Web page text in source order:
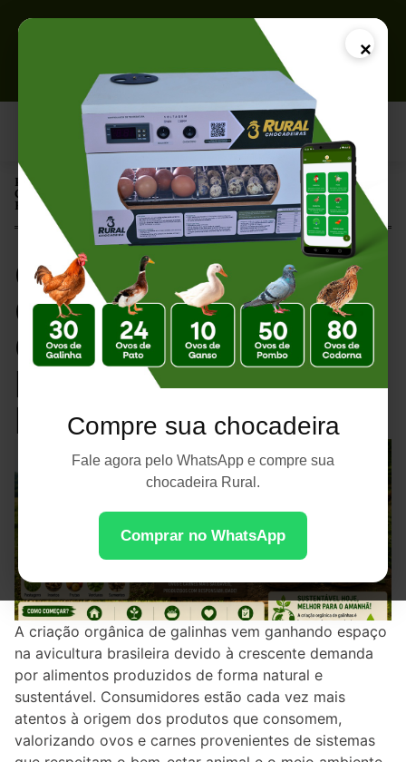
×
Compre sua chocadeira
Fale agora pelo WhatsApp e compre sua
chocadeira Rural.
Comprar no WhatsApp
Página Inicial |
Criação Orgânica de Galinhas: Guia Completo para Produzir de
Forma Natural e Sustentável
Criação Orgânica de
Galinhas: Guia
Completo para
Produzir de Forma
Natural e Sustentável
A criação orgânica de galinhas vem ganhando espaço
na avicultura brasileira devido à crescente demanda
por alimentos produzidos de forma natural e
sustentável. Consumidores estão cada vez mais
atentos à origem dos produtos que consomem,
valorizando ovos e carnes provenientes de sistemas